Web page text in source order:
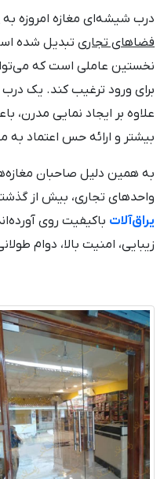
درب شیشه‌ای مغازه امروزه به
فضاهای تجاری تبدیل شده
نخستین عاملی است که
برای ورود ترغیب کند. یک درب
علاوه بر ایجاد نمایی
بیشتر و ارائه حس اعتماد
به همین دلیل صاحبان
واحدهای تجاری، بیش از
یراق‌آلات باکیفیت روی
زیبایی، امنیت بالا، دوام